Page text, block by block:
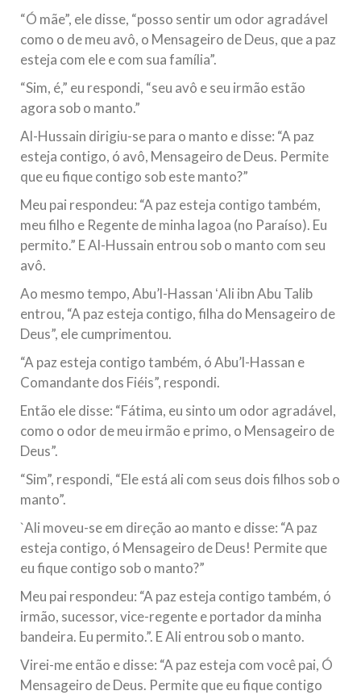
“Ó mãe”, ele disse, “posso sentir um odor agradável
como o de meu avô, o Mensageiro de Deus, que a paz
esteja com ele e com sua família”.
“Sim, é,” eu respondi, “seu avô e seu irmão estão
agora sob o manto.”
Al-Hussain dirigiu-se para o manto e disse: “A paz
esteja contigo, ó avô, Mensageiro de Deus. Permite
que eu fique contigo sob este manto?”
Meu pai respondeu: “A paz esteja contigo também,
meu filho e Regente de minha lagoa (no Paraíso). Eu
permito.” E Al-Hussain entrou sob o manto com seu
avô.
Ao mesmo tempo, Abu’l-Hassan ʻAli ibn Abu Talib
entrou, “A paz esteja contigo, filha do Mensageiro de
Deus”, ele cumprimentou.
“A paz esteja contigo também, ó Abu’l-Hassan e
Comandante dos Fiéis”, respondi.
Então ele disse: “Fátima, eu sinto um odor agradável,
como o odor de meu irmão e primo, o Mensageiro de
Deus”.
“Sim”, respondi, “Ele está ali com seus dois filhos sob o
manto”.
`Ali moveu-se em direção ao manto e disse: “A paz
esteja contigo, ó Mensageiro de Deus! Permite que
eu fique contigo sob o manto?”
Meu pai respondeu: “A paz esteja contigo também, ó
irmão, sucessor, vice-regente e portador da minha
bandeira. Eu permito.”. E Ali entrou sob o manto.
Virei-me então e disse: “A paz esteja com você pai, Ó
Mensageiro de Deus. Permite que eu fique contigo